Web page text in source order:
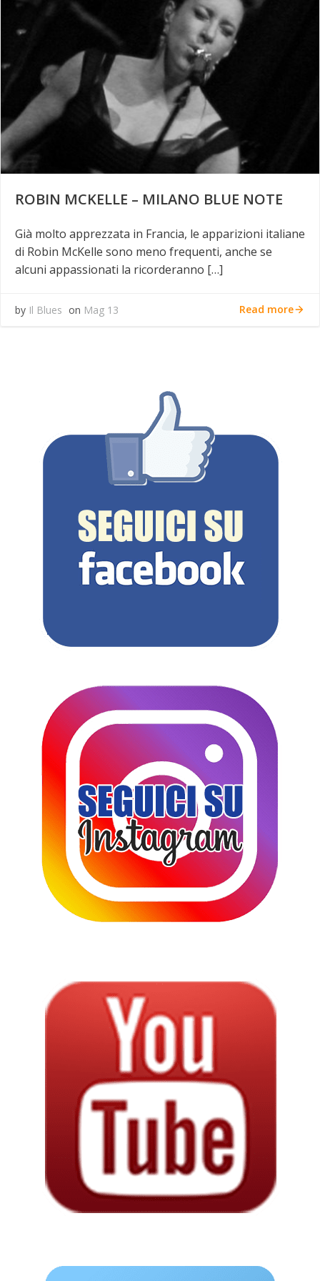
ROBIN MCKELLE – MILANO BLUE NOTE
Già molto apprezzata in Francia, le apparizioni italiane
di Robin McKelle sono meno frequenti, anche se
alcuni appassionati la ricorderanno […]
by Il Blues on Mag 13 Read more